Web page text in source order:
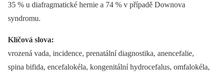
35 % u diafragmatické hernie a 74 % v případě Downova
syndromu.
Klíčová slova:
vrozená vada, incidence, prenatální diagnostika, anencefalie,
spina bifida, encefalokéla, kongenitální hydrocefalus, omfalokéla,